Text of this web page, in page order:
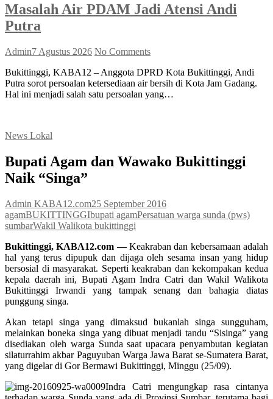
Masalah Air PDAM Jadi Atensi Andi
Putra
Admin7 Agustus 2026 No Comments
Bukittinggi, KABA12 – Anggota DPRD Kota Bukittinggi, Andi
Putra sorot persoalan ketersediaan air bersih di Kota Jam Gadang.
Hal ini menjadi salah satu persoalan yang…
News Lokal
Bupati Agam dan Wawako Bukittinggi
Naik “Singa”
Admin KABA12.com25 September 2016
agamBUKITTINGGIbupati agamPersatuan warga sunda (pws)
sumbarWakil Walikota bukittinggi
Bukittinggi, KABA12.com —Keakraban dan kebersamaan adalah
hal yang terus dipupuk dan dijaga oleh sesama insan yang hidup
bersosial di masyarakat. Seperti keakraban dan kekompakan kedua
kepala daerah ini, Bupati Agam Indra Catri dan Wakil Walikota
Bukittinggi Irwandi yang tampak senang dan bahagia diatas
punggung singa.
Akan tetapi singa yang dimaksud bukanlah singa sungguham,
melainkan boneka singa yang dibuat menjadi tandu “Sisinga” yang
disediakan oleh warga Sunda saat upacara penyambutan kegiatan
silaturrahim akbar Paguyuban Warga Jawa Barat se-Sumatera Barat,
yang digelar di Gor Bermawi Bukittinggi, Minggu (25/09).
Indra Catri mengungkap rasa cintanya